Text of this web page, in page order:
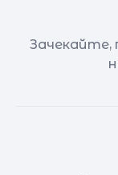
Зачекайте,